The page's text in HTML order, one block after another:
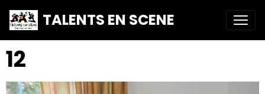
TALENTS EN SCENE
12